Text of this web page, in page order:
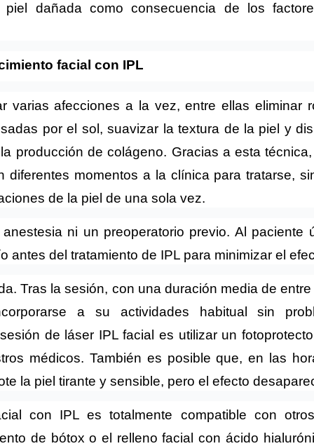
piel dañada como consecuencia de los
facial con IPL
varias afecciones a la vez, entre ellas eliminar
por el sol, suavizar la textura de la piel y
producción de colágeno. Gracias a esta
diferentes momentos a la clínica para tratarse,
de la piel de una sola vez.
ni un preoperatorio previo. Al paciente
antes del tratamiento de IPL para minimizar el
Tras la sesión, con una duración media de
a su actividades habitual sin
de láser IPL facial es utilizar un
médicos. También es posible que, en las
la piel tirante y sensible, pero el efecto
con IPL es totalmente compatible con
de bótox o el relleno facial con ácido